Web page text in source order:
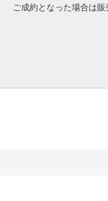
ご成約となった場合は